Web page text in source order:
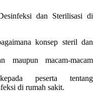
dan Sterilisasi di
konsep steril dan
maupun macam-macam
peserta tentang
di rumah sakit.